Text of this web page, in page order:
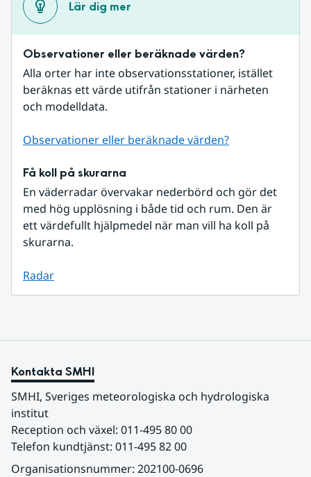
Lär dig mer
Observationer eller beräknade värden?
Alla orter har inte observationsstationer, istället
beräknas ett värde utifrån stationer i närheten
och modelldata.
Observationer eller beräknade värden?
Få koll på skurarna
En väderradar övervakar nederbörd och gör det
med hög upplösning i både tid och rum. Den är
ett värdefullt hjälpmedel när man vill ha koll på
skurarna.
Radar
Kontakta SMHI
SMHI, Sveriges meteorologiska och hydrologiska
institut
Reception och växel: 011-495 80 00
Telefon kundtjänst: 011-495 82 00
Organisationsnummer: 202100-0696